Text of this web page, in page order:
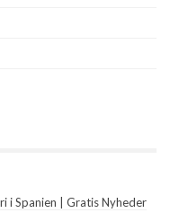
i Spanien | Gratis Nyheder